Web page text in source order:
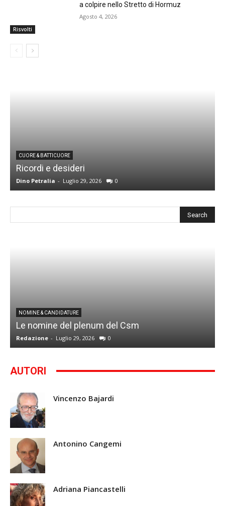
Risvolti
a colpire nello Stretto di Hormuz
Agosto 4, 2026
CUORE & BATTICUORE
Ricordi e desideri
Dino Petralia - Luglio 29, 2026 0
NOMINE & CANDIDATURE
Le nomine del plenum del Csm
Redazione - Luglio 29, 2026 0
AUTORI
Vincenzo Bajardi
Antonino Cangemi
Adriana Piancastelli